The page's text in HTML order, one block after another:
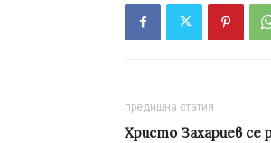
предишна статия
Христо Захариев се